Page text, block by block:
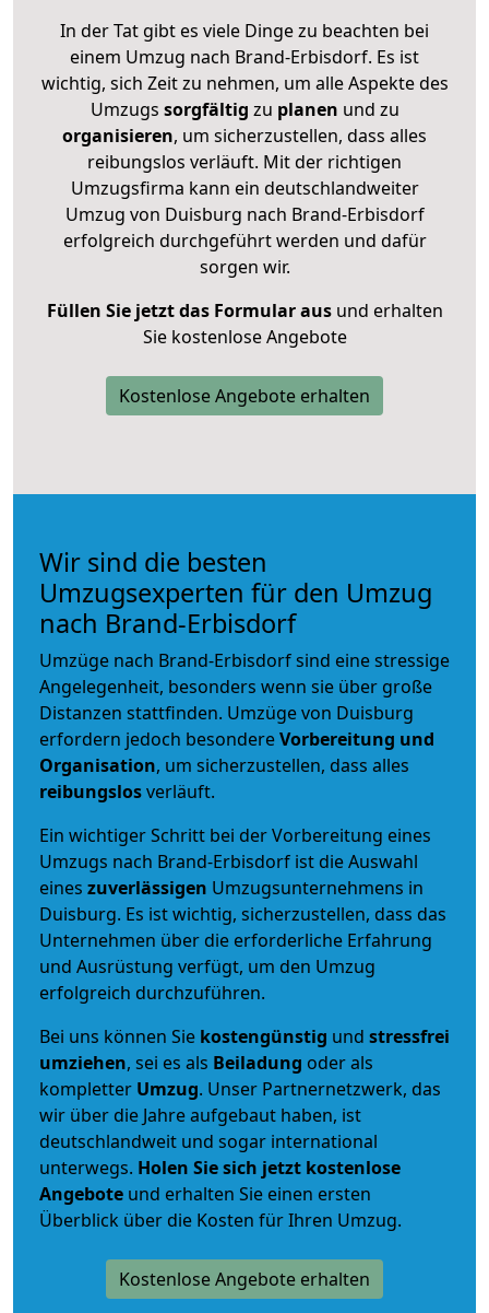
In der Tat gibt es viele Dinge zu beachten bei
einem Umzug nach Brand-Erbisdorf. Es ist
wichtig, sich Zeit zu nehmen, um alle Aspekte des
Umzugs sorgfältig zu planen und zu
organisieren, um sicherzustellen, dass alles
reibungslos verläuft. Mit der richtigen
Umzugsfirma kann ein deutschlandweiter
Umzug von Duisburg nach Brand-Erbisdorf
erfolgreich durchgeführt werden und dafür
sorgen wir.
Füllen Sie jetzt das Formular ausund erhalten
Sie kostenlose Angebote
Kostenlose Angebote erhalten
Wir sind die besten
Umzugsexperten für den Umzug
nach Brand-Erbisdorf
Umzüge nach Brand-Erbisdorf sind eine stressige
Angelegenheit, besonders wenn sie über große
Distanzen stattfinden. Umzüge von Duisburg
erfordern jedoch besondereVorbereitung und
Organisation, um sicherzustellen, dass alles
reibungslosverläuft.
Ein wichtiger Schritt bei der Vorbereitung eines
Umzugs nach Brand-Erbisdorf ist die Auswahl
eines zuverlässigen Umzugsunternehmens in
Duisburg. Es ist wichtig, sicherzustellen, dass das
Unternehmen über die erforderliche Erfahrung
und Ausrüstung verfügt, um den Umzug
erfolgreich durchzuführen.
Bei uns können Sie kostengünstig und stressfrei
umziehen, sei es als Beiladung oder als
kompletter Umzug. Unser Partnernetzwerk, das
wir über die Jahre aufgebaut haben, ist
deutschlandweit und sogar international
unterwegs. Holen Sie sich jetzt kostenlose
Angebote und erhalten Sie einen ersten
Überblick über die Kosten für Ihren Umzug.
Kostenlose Angebote erhalten